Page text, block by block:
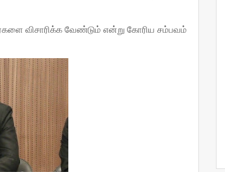
விசாரிக்க வேண்டும் என்று கோரிய சம்பவம்